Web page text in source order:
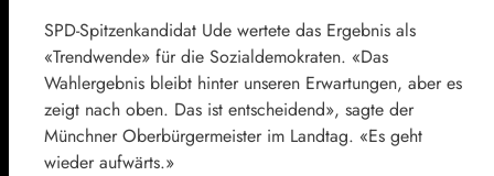
SPD-Spitzenkandidat Ude wertete das Ergebnis als
«Trendwende» für die Sozialdemokraten. «Das
Wahlergebnis bleibt hinter unseren Erwartungen, aber es
zeigt nach oben. Das ist entscheidend», sagte der
Münchner Oberbürgermeister im Landtag. «Es geht
wieder aufwärts.»